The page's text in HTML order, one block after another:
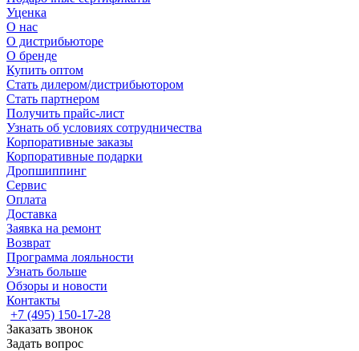
Уценка
О нас
О дистрибьюторе
О бренде
Купить оптом
Стать дилером/дистрибьютором
Стать партнером
Получить прайс-лист
Узнать об условиях сотрудничества
Корпоративные заказы
Корпоративные подарки
Дропшиппинг
Сервис
Оплата
Доставка
Заявка на ремонт
Возврат
Программа лояльности
Узнать больше
Обзоры и новости
Контакты
+7 (495) 150-17-28
Заказать звонок
Задать вопрос